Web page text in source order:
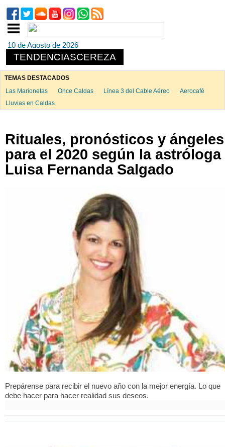
10 de Agosto de 2026
TENDENCIASCEREZA
TEMAS DESTACADOS
Las Marionetas
Once Caldas Línea 3 del Cable Aéreo
Aerocafé
Lluvias en Caldas
Rituales, pronósticos y ángeles
para el 2020 según la astróloga
Luisa Fernanda Salgado
Prepárense para recibir el nuevo año con la mejor energía. Lo que
debe hacer para hacer realidad sus deseos.